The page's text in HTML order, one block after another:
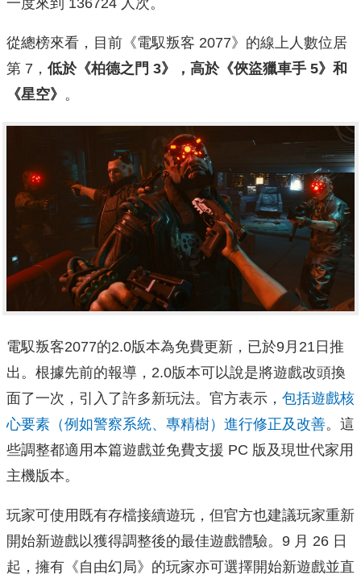
從總榜來看，目前《電馭叛客 2077》的線上人數位居
第 7， 低於《柏德之門 3》，高於《俠盜獵車手 5》和
《星空》 。
電馭叛客2077的2.0版本為免費更新，已於9月21日推
出。根據先前的報導，2.0版本可以說是將遊戲改頭換
面了一次，引入了許多新玩法。官方表示， 包括遊戲核
心要素（例如警察系統、專精樹）進行修正及改善。這
些調整都適用本篇遊戲並免費支援 PC 版及現世代家用
主機版本。
玩家可使用既有存檔接續遊玩，但官方也建議玩家重新
開始新遊戲以獲得調整後的最佳遊戲體驗。9 月 26 日
起，擁有《自由幻局》的玩家亦可選擇開始新遊戲並直